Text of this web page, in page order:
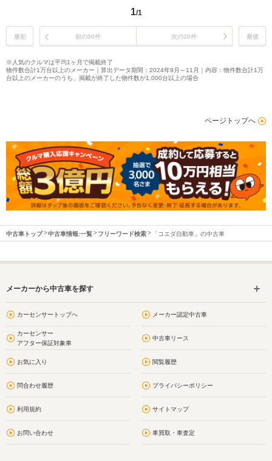
1/1
最初 前の30件 次の30件 最後
※人気のクルマは平均1ヶ月で掲載終了
物件数合計1万台以上のメーカー｜算出データ期間：2024年9月～11月｜内容：物件数合計1万
台以上のメーカーのうち、掲載が終了した物件数が1,000台以上の場合
ページトップへ
中古車トップ 中古車情報:一覧 フリーワード検索 「コエダ自動車」の中古車
メーカーから中古車を探す
カーセンサートップへ メーカー認定中古車
カーセンサー
アフター保証対象車
中古車リース
お気に入り 閲覧履歴
問合わせ履歴 プライバシーポリシー
利用規約 サイトマップ
お問い合わせ 車買取・車査定